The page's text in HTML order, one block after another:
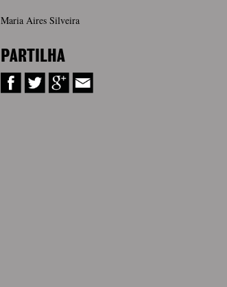
Maria Aires Silveira
PARTILHA